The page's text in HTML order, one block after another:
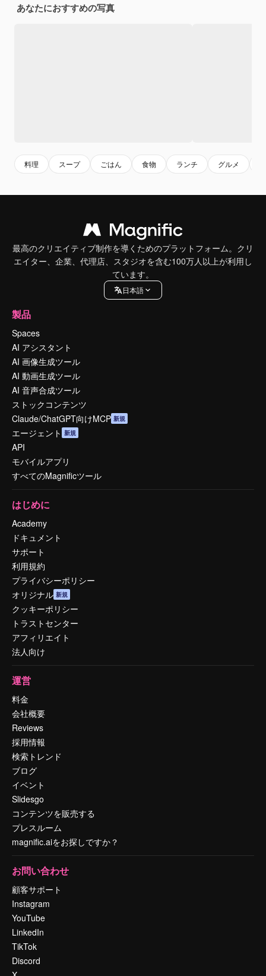
あなたにおすすめの写真
料理 スープ ごはん 食物 ランチ グルメ
最高のクリエイティブ制作を導くためのプラットフォーム。クリ
エイター、企業、代理店、スタジオを含む100万人以上が利用し
ています。
日本語
製品
Spaces
AI アシスタント
AI 画像生成ツール
AI 動画生成ツール
AI 音声合成ツール
ストックコンテンツ
Claude/ChatGPT向けMCP 新規
エージェント 新規
API
モバイルアプリ
すべてのMagnificツール
はじめに
Academy
ドキュメント
サポート
利用規約
プライバシーポリシー
オリジナル 新規
クッキーポリシー
トラストセンター
アフィリエイト
法人向け
運営
料金
会社概要
Reviews
採用情報
検索トレンド
ブログ
イベント
Slidesgo
コンテンツを販売する
プレスルーム
magnific.aiをお探しですか？
お問い合わせ
顧客サポート
Instagram
YouTube
LinkedIn
TikTok
Discord